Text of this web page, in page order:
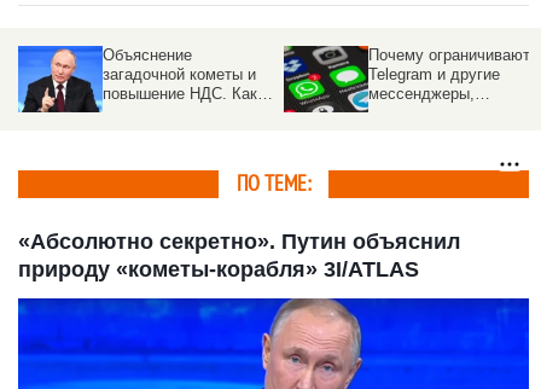
Объяснение
загадочной кометы и
повышение НДС. Как
Почему ограничивают
Telegram и другие
мессенджеры,
ПО ТЕМЕ:
«Абсолютно секретно». Путин объяснил
природу «кометы-корабля» 3I/ATLAS